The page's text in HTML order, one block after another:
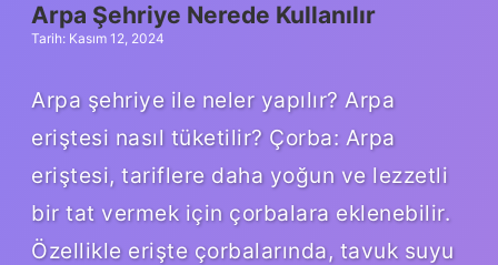
Arpa Şehriye Nerede Kullanılır
Tarih: Kasım 12, 2024
Arpa şehriye ile neler yapılır? Arpa
eriştesi nasıl tüketilir? Çorba: Arpa
eriştesi, tariflere daha yoğun ve lezzetli
bir tat vermek için çorbalara eklenebilir.
Özellikle erişte çorbalarında, tavuk suyu